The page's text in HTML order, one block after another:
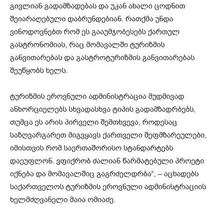
გივლიან გადამზადებას და უკან ახალი ცოდნით
შეიარაღებული დაბრუნდებიან. რათქმა უნდა
ვინოდოვნებთ რომ ეს გააუმჯობესებს ქართულ
გასტრონომიას, რაც მომავალში ტურიზმის
განვითარებას და გასტროტურიზმის განვითარებას
შეუწყობს ხელს.
ტურიზმის ეროვნული ადმინისტრაცია მუდმივად
ანხორციელებს სხვადასხვა ტიპის გადამზადრბებს,
თუმცა ეს არის პირველი შემთხვევა, როდესაც
საზღვარგარეთ მიგვყავს ქართველი შეფმზარეულები,
იმისთვის რომ საერთაშორისო სტანდარტებს
დაეუფლონ. ვფიქრობ ძალიან წარმატებული პროეტი
იქნება და მომავალშიც გაგრძელდრბა“, – აცხადებს
საქართველოს ტურიზმის ეროვნული ადმინისტრაციის
ხელმძღვანელი მაია ომიაძე.